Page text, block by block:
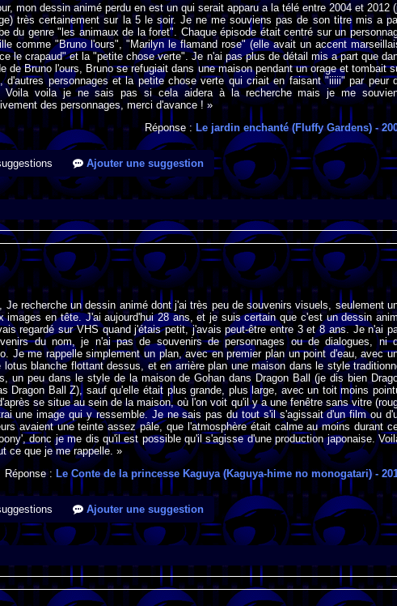
mon dessin animé perdu en est un qui serait apparu a la télé entre 2004 et 2012
très certainement sur la 5 le soir. Je ne me souviens pas de son titre mis a
du genre "les animaux de la foret". Chaque épisode était centré sur un
comme "Bruno l'ours", "Marilyn le flamand rose" (elle avait un accent
le crapaud" et la "petite chose verte". Je n'ai pas plus de détail mis a part que
de Bruno l'ours, Bruno se refugiait dans une maison pendant un orage et tombait
d'autres personnages et la petite chose verte qui criait en faisant "iiiii" par peur
Voila voila je ne sais pas si cela aidera à la recherche mais je me
des personnages, merci d'avance ! »
Réponse : Le jardin enchanté (Fluffy Gardens)-
Ajouter une suggestion
Je recherche un dessin animé dont j'ai très peu de souvenirs visuels, seulement
images en tête. J'ai aujourd'hui 28 ans, et je suis certain que c'est un dessin
regardé sur VHS quand j'étais petit, j'avais peut-être entre 3 et 8 ans. Je n'ai
du nom, je n'ai pas de souvenirs de personnages ou de dialogues, ni
Je me rappelle simplement un plan, avec en premier plan un point d'eau, avec
lotus blanche flottant dessus, et en arrière plan une maison dans le style
un peu dans le style de la maison de Gohan dans Dragon Ball (je dis bien
Dragon Ball Z), sauf qu'elle était plus grande, plus large, avec un toit moins
se situe au sein de la maison, où l'on voit qu'il y a une fenêtre sans vitre
une image qui y ressemble. Je ne sais pas du tout s'il s'agissait d'un film ou
avaient une teinte assez pâle, que l'atmosphère était calme au moins durant
donc je me dis qu'il est possible qu'il s'agisse d'une production japonaise.
ce que je me rappelle. »
Réponse : Le Conte de la princesse Kaguya (Kaguya-hime no monogatari)-
Ajouter une suggestion